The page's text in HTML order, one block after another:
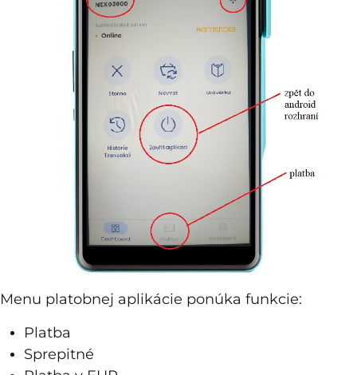
Menu platobnej aplikácie ponúka funkcie:
Platba
Sprepitné